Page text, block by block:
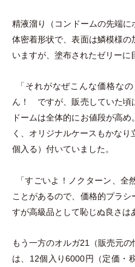
精液溜り （ コンドームの先端
体密着形状で、表面は鱗模様
いますが、塗布されたゼリーに
「 それがなぜこんな価格なの
ん！ ですが、販売していた頃
ドームは全体的にお値段が高
く、オリジナルケースもかなり
個入る） 付いていました。
「すごいよ！ノクターン、全
ことがあるので、価格的プラ
すが高級品として恥じぬ良さは
もう一方のオルガ21 （販売元の
は、12個入り6000円
（定価 ・